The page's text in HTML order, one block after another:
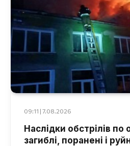
09:11 | 7.08.2026
Наслідки обстрілів по
загиблі, поранені і